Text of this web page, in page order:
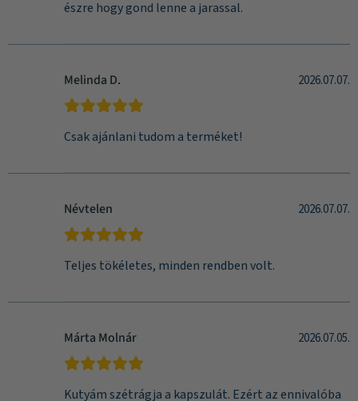
észre hogy gond lenne a jarassal.
Melinda D. 2026.07.07.
Csak ajánlani tudom a terméket!
Névtelen 2026.07.07.
Teljes tökéletes, minden rendben volt.
Márta Molnár 2026.07.05.
Kutyám szétrágja a kapszulát. Ezért az ennivalóba